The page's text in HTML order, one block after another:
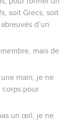
soit Grecs, soit
d’un
mais de
main, je ne
corps pour
un œil, je ne